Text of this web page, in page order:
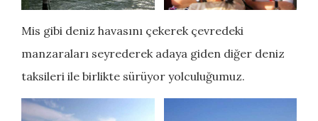
Mis gibi deniz havasını çekerek çevredeki
manzaraları seyrederek adaya giden diğer deniz
taksileri ile birlikte sürüyor yolculuğumuz.